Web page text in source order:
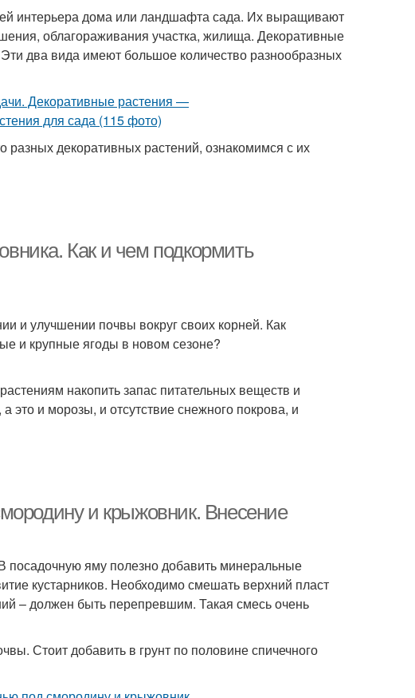
интерьера дома или ландшафта сада. Их выращивают
облагораживания участка, жилища. Декоративные
два вида имеют большое количество разнообразных
декоративных растений, ознакомимся с их
Как и чем подкормить
и улучшении почвы вокруг своих корней. Как
и крупные ягоды в новом сезоне?
накопить запас питательных веществ и
и морозы, и отсутствие снежного покрова, и
и крыжовник. Внесение
посадочную яму полезно добавить минеральные
кустарников. Необходимо смешать верхний пласт
– должен быть перепревшим. Такая смесь очень
Стоит добавить в грунт по половине спичечного